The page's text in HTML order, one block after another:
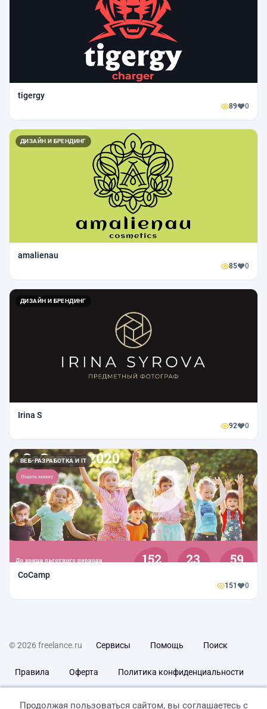
tigergy
89 0
ДИЗАЙН И БРЕНДИНГ
amalienau
85 0
ДИЗАЙН И БРЕНДИНГ
Irina S
92 0
ВЕБ-РАЗРАБОТКА И IT
CoCamp
151 0
© 2026 freelance.ru Сервисы Помощь Поиск
Правила Оферта Политика конфиденциальности
Продолжая пользоваться сайтом, вы соглашаетесь с